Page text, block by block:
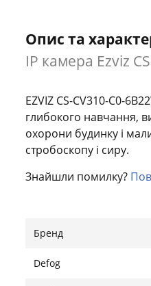
Опис та
IP камера Ezviz
EZVIZ CS-CV310-C0-
глибокого навчання,
охорони будинку і
стробоскопу і сиру.
Знайшли помилку?
Бренд
Defog